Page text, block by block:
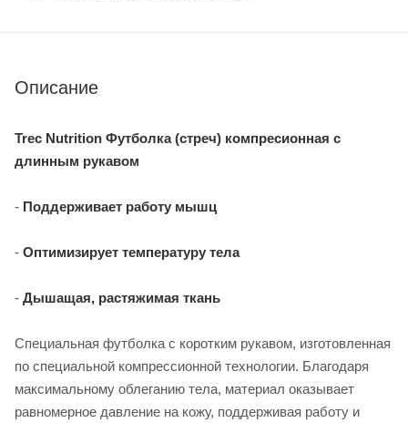
Описание
Trec Nutrition Футболка (стреч) компресионная с
длинным рукавом
- Поддерживает работу мышц
- Оптимизирует температуру тела
- Дышащая, растяжимая ткань
Специальная футболка с коротким рукавом, изготовленная
по специальной компрессионной технологии. Благодаря
максимальному облеганию тела, материал оказывает
равномерное давление на кожу, поддерживая работу и